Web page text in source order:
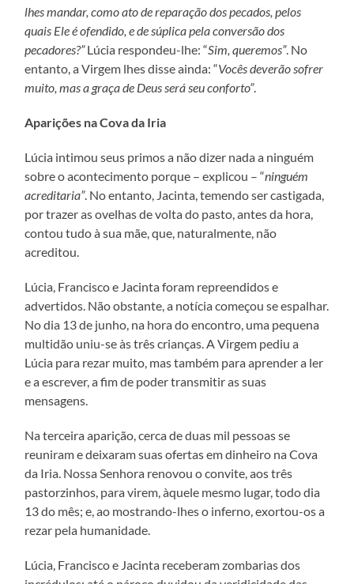
lhes mandar, como ato de reparação dos pecados, pelos
quais Ele é ofendido, e de súplica pela conversão dos
pecadores?”Lúcia respondeu-lhe: “Sim, queremos”. No
entanto, a Virgem lhes disse ainda: “Vocês deverão sofrer
muito, mas a graça de Deus será seu conforto”.
Aparições na Cova da Iria
Lúcia intimou seus primos a não dizer nada a ninguém
sobre o acontecimento porque – explicou – “ninguém
acreditaria”. No entanto, Jacinta, temendo ser castigada,
por trazer as ovelhas de volta do pasto, antes da hora,
contou tudo à sua mãe, que, naturalmente, não
acreditou.
Lúcia, Francisco e Jacinta foram repreendidos e
advertidos. Não obstante, a notícia começou se espalhar.
No dia 13 de junho, na hora do encontro, uma pequena
multidão uniu-se às três crianças. A Virgem pediu a
Lúcia para rezar muito, mas também para aprender a ler
e a escrever, a fim de poder transmitir as suas
mensagens.
Na terceira aparição, cerca de duas mil pessoas se
reuniram e deixaram suas ofertas em dinheiro na Cova
da Iria. Nossa Senhora renovou o convite, aos três
pastorzinhos, para virem, àquele mesmo lugar, todo dia
13 do mês; e, ao mostrando-lhes o inferno, exortou-os a
rezar pela humanidade.
Lúcia, Francisco e Jacinta receberam zombarias dos